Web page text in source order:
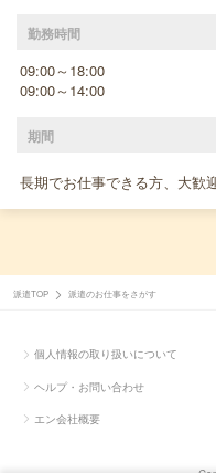
勤務時間
09:00～18:00
09:00～14:00
期間
長期でお仕事できる方、大歓
派遣TOP 派遣のお仕事をさがす
個人情報の取り扱いについて
ヘルプ・お問い合わせ
エン会社概要